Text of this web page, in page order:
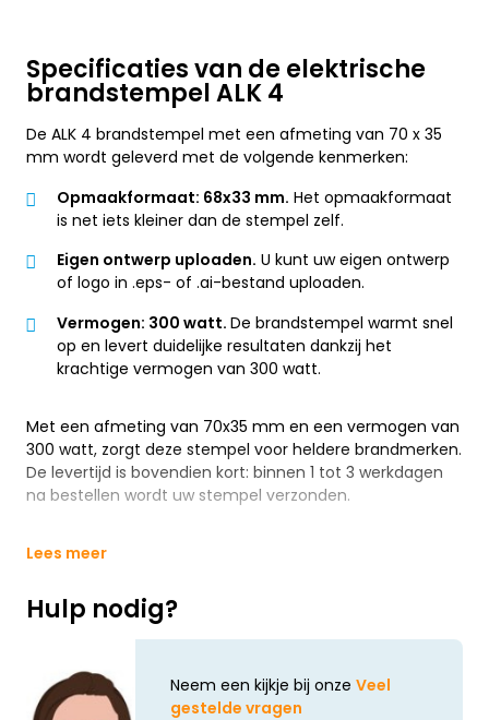
Specificaties van de elektrische
brandstempel ALK 4
De ALK 4 brandstempel met een afmeting van 70 x 35
mm wordt geleverd met de volgende kenmerken:
Opmaakformaat: 68x33 mm. Het opmaakformaat
is net iets kleiner dan de stempel zelf.
Eigen ontwerp uploaden. U kunt uw eigen ontwerp
of logo in .eps- of .ai-bestand uploaden.
Vermogen: 300 watt. De brandstempel warmt snel
op en levert duidelijke resultaten dankzij het
krachtige vermogen van 300 watt.
Met een afmeting van 70x35 mm en een vermogen van
300 watt, zorgt deze stempel voor heldere brandmerken.
De levertijd is bovendien kort: binnen 1 tot 3 werkdagen
na bestellen wordt uw stempel verzonden.
Lees meer
Hulp nodig?
Neem een kijkje bij onze Veel
gestelde vragen